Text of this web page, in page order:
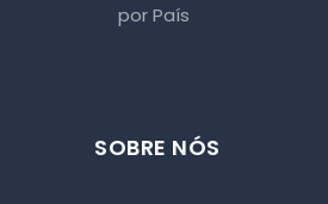
por País
SOBRE NÓS